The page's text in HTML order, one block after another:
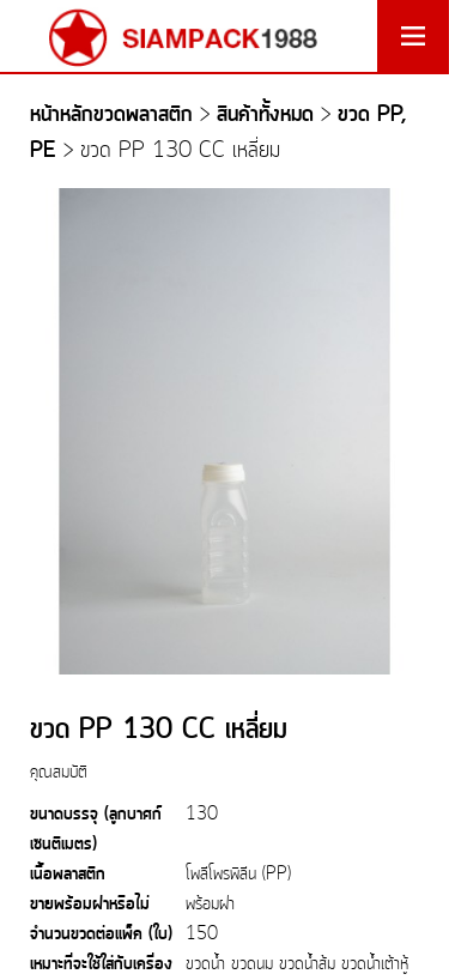
หน้าหลักขวดพลาสติก > สินค้าทั้งหมด > ขวด PP,
PE > ขวด PP 130 CC เหลี่ยม
ขวด PP 130 CC เหลี่ยม
คุณสมบัติ
ขนาดบรรจุ (ลูกบาศก์
เซนติเมตร)
130
เนื้อพลาสติก โพลีโพรพิลีน (PP)
ขายพร้อมฝาหรือไม่ พร้อมฝา
จำนวนขวดต่อแพ็ค (ใบ) 150
เหมาะที่จะใช้ใส่กับเครื่อง ขวดน้ำ ขวดนม ขวดน้ำส้ม ขวดน้ำเต้าหู้